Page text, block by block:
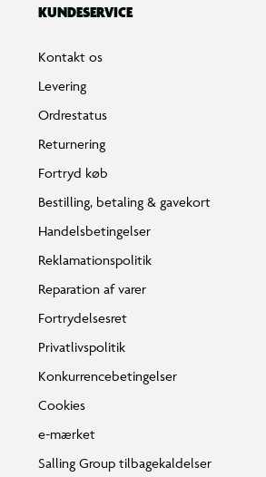
KUNDESERVICE
Kontakt os
Levering
Ordrestatus
Returnering
Fortryd køb
Bestilling, betaling & gavekort
Handelsbetingelser
Reklamationspolitik
Reparation af varer
Fortrydelsesret
Privatlivspolitik
Konkurrencebetingelser
Cookies
e-mærket
Salling Group tilbagekaldelser